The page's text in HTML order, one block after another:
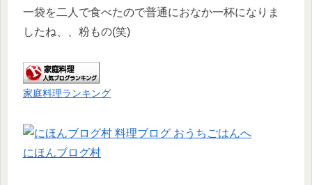
一袋を二人で食べたので普通におなか一杯になりま
したね、、粉もの(笑)
家庭料理ランキング
にほんブログ村